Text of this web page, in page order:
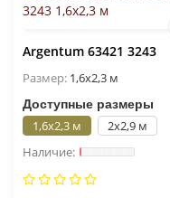
Argentum 63421 3243
Размер: 1,6x2,3 м
Доступные размеры
1,6x2,3 м 2x2,9 м